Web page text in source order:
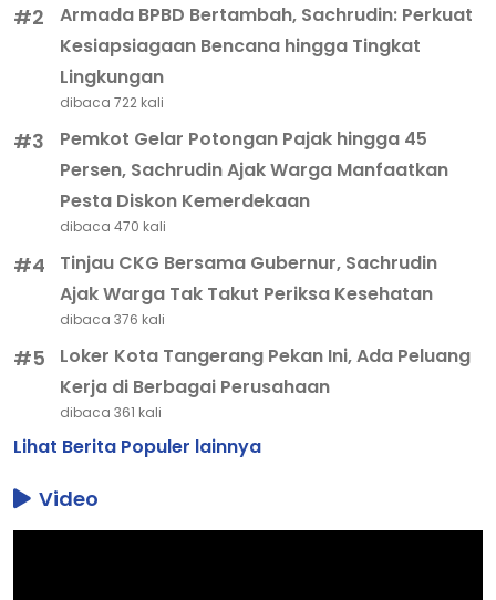
#2
Armada BPBD Bertambah, Sachrudin: Perkuat
Kesiapsiagaan Bencana hingga Tingkat
Lingkungan
dibaca 722 kali
#3
Pemkot Gelar Potongan Pajak hingga 45
Persen, Sachrudin Ajak Warga Manfaatkan
Pesta Diskon Kemerdekaan
dibaca 470 kali
#4
Tinjau CKG Bersama Gubernur, Sachrudin
Ajak Warga Tak Takut Periksa Kesehatan
dibaca 376 kali
#5
Loker Kota Tangerang Pekan Ini, Ada Peluang
Kerja di Berbagai Perusahaan
dibaca 361 kali
Lihat Berita Populer lainnya
Video